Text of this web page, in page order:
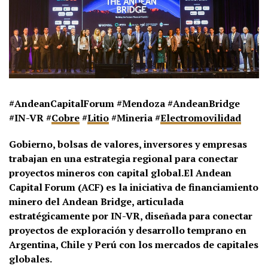
#AndeanCapitalForum #Mendoza #AndeanBridge
#IN-VR #Cobre#Litio#Mineria #Electromovilidad
Gobierno, bolsas de valores, inversores y empresas
trabajan en una estrategia regional para conectar
proyectos mineros con capital global.El Andean
Capital Forum (ACF) es la iniciativa de financiamiento
minero del Andean Bridge, articulada
estratégicamente por IN-VR, diseñada para conectar
proyectos de exploración y desarrollo temprano en
Argentina, Chile y Perú con los mercados de capitales
globales.